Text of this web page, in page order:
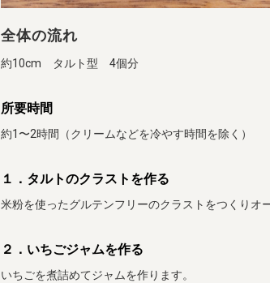
全体の流れ
約10cm タルト型 4個分
所要時間
約1〜2時間（クリームなどを冷やす時間を除く）
１．タルトのクラストを作る
米粉を使ったグルテンフリーのクラストをつくりオ
２．いちごジャムを作る
いちごを煮詰めてジャムを作ります。